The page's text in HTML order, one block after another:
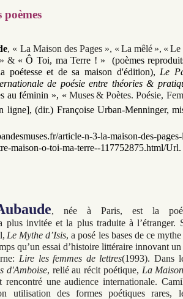
poèmes
, « La Maison des Pages », « La mêlé », « Le
» & « Ô Toi, ma Terre ! »
(poèmes
poétesse et de sa maison d'édition), Le
de poésie entre théories &
au féminin », « Muses & Poètes. Poésie,
ligne], (dir.) Françoise Urban-Menninger,
article-n-3-la-maison-des-
maison-o-toi-ma-terre--117752875.html/Url.
, née à Paris, est la
plus invitée et la plus traduite à l’étranger.
Le Mythe d’Isis, a posé les bases de ce
qu’un essai d’histoire littéraire innovant
Lire les femmes de lettres(1993). Dans
d'Amboise, relié au récit poétique, La
rencontré une audience internationale.
utilisation des formes poétiques rares,